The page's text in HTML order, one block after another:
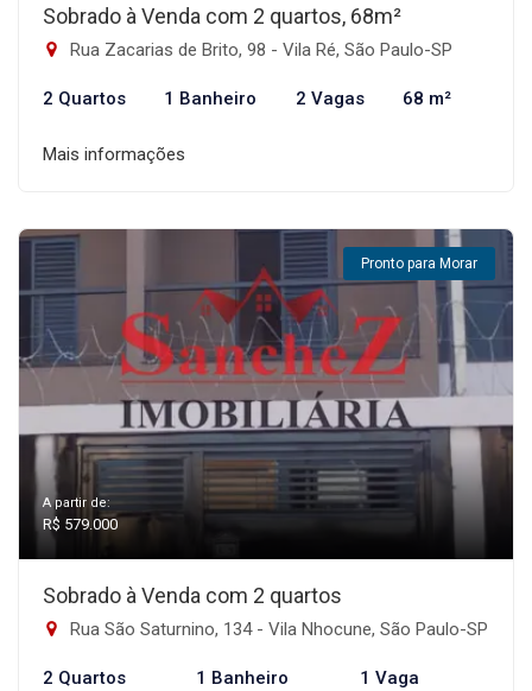
Sobrado à Venda com 2 quartos, 68m²
Rua Zacarias de Brito, 98 - Vila Ré, São Paulo-SP
2 Quartos 1 Banheiro 2 Vagas 68 m²
Mais informações
Pronto para Morar
A partir de:
R$ 579.000
Sobrado à Venda com 2 quartos
Rua São Saturnino, 134 - Vila Nhocune, São Paulo-SP
2 Quartos 1 Banheiro 1 Vaga